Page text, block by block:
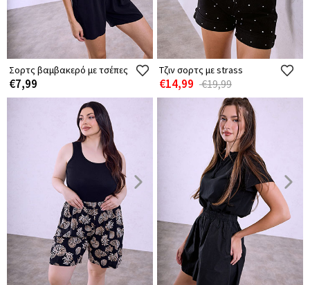
Σορτς βαμβακερό με τσέπες
€7,99
Τζιν σορτς με strass
€14,99 €19,99